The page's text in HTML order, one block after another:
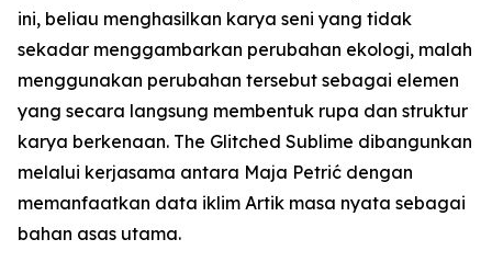
ini, beliau menghasilkan karya seni yang tidak
sekadar menggambarkan perubahan ekologi, malah
menggunakan perubahan tersebut sebagai elemen
yang secara langsung membentuk rupa dan struktur
karya berkenaan. The Glitched Sublime dibangunkan
melalui kerjasama antara Maja Petrić dengan
memanfaatkan data iklim Artik masa nyata sebagai
bahan asas utama.